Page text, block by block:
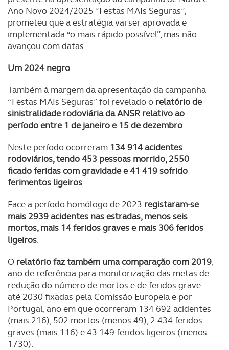
O ACP garantirá que as transferências internacionais de
dados pessoais serão realizadas apenas com o seu
consentimento e quando tal se afigure estritamente
necessário no contexto dos serviços a prestar.
tecnologias similares pode ter impacto na sua
experiência de navegação no Website e nos serviços
disponibilizados.
Ano Novo 2024/2025 “Festas MAIs Seguras”,
prometeu que a estratégia vai ser aprovada e
implementada “o mais rápido possível”, mas não
avançou com datas.
Um 2024 negro
Também à margem da apresentação da campanha
“Festas MAIs Seguras” foi revelado o relatório de
sinistralidade rodoviária da ANSR relativo ao
período entre 1 de janeiro e 15 de dezembro.
Neste período ocorreram 134 914 acidentes
rodoviários, tendo 453 pessoas morrido, 2550
ficado feridas com gravidade e 41 419 sofrido
ferimentos ligeiros.
Face a período homólogo de 2023 registaram-se
mais 2939 acidentes nas estradas, menos seis
mortos, mais 14 feridos graves e mais 306 feridos
ligeiros.
O relatório faz também uma comparação com 2019,
ano de referência para monitorização das metas de
redução do número de mortos e de feridos grave
até 2030 fixadas pela Comissão Europeia e por
Portugal, ano em que ocorreram 134 692 acidentes
(mais 216), 502 mortos (menos 49), 2.434 feridos
graves (mais 116) e 43 149 feridos ligeiros (menos
1730).